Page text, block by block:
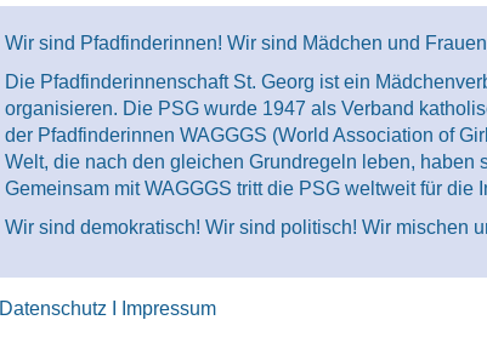
Wir sind Pfadfinderinnen! Wir sind Mädchen und
Die Pfadfinderinnenschaft St. Georg ist ein
organisieren. Die PSG wurde 1947 als Verband
der Pfadfinderinnen WAGGGS (World Association of
Welt, die nach den gleichen Grundregeln leben,
Gemeinsam mit WAGGGS tritt die PSG weltweit für die
Wir sind demokratisch! Wir sind politisch! Wir mischen
Datenschutz Impressum